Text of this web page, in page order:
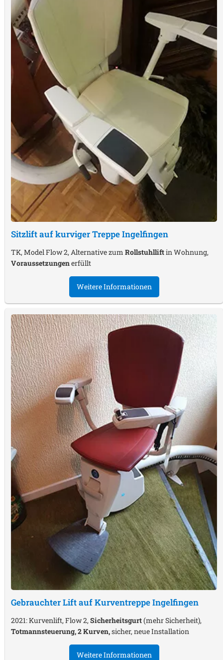
Sitzlift auf kurviger TreppeIngelfingen
TK, Model Flow 2, Alternative zum Rollstuhlliftin Wohnung,
Voraussetzungenerfüllt
Weitere Informationen
Gebrauchter Lift auf KurventreppeIngelfingen
2021: Kurvenlift, Flow 2, Sicherheitsgurt(mehr Sicherheit),
Totmannsteuerung, 2 Kurven,sicher, neue Installation
Weitere Informationen